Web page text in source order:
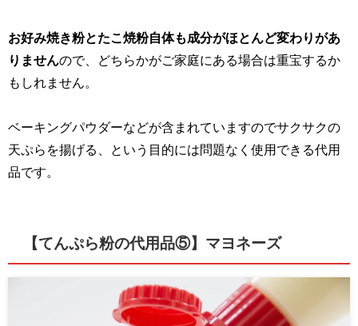
お好み焼き粉とたこ焼粉自体も成分がほとんど変わりがあ
りませんので、どちらかがご家庭にある場合は重宝するか
もしれません。
ベーキングパウダーなどが含まれていますのでサクサクの
天ぷらを揚げる、という目的には問題なく使用できる代用
品です。
【てんぷら粉の代用品⑤】マヨネーズ